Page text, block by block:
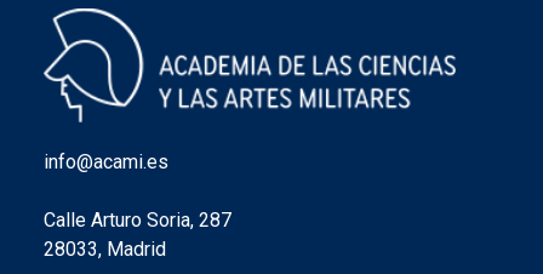
info@acami.es
Calle Arturo Soria, 287
28033, Madrid